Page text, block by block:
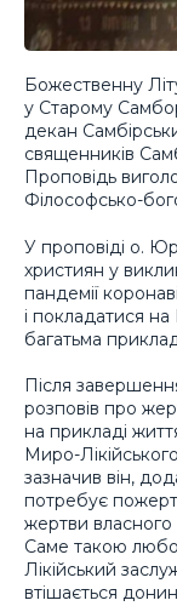
Божественну
у Старому
декан
священників
Проповідь
Філософсько-
У проповіді о.
християн у
пандемії
і покладатися
багатьма
Після
розповів про
на прикладі
Миро-
зазначив він,
потребує
жертви власного
Саме такою
Лікійський
втішається